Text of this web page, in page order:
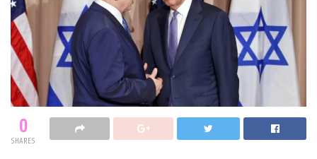
0
SHARES